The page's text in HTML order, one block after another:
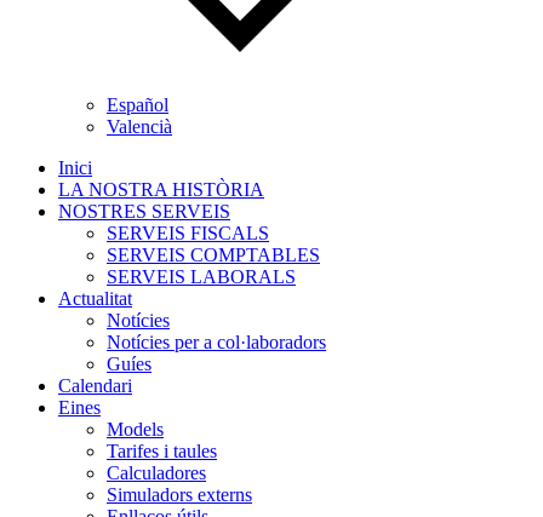
Español
Valencià
Inici
LA NOSTRA HISTÒRIA
NOSTRES SERVEIS
SERVEIS FISCALS
SERVEIS COMPTABLES
SERVEIS LABORALS
Actualitat
Notícies
Notícies per a col·laboradors
Guíes
Calendari
Eines
Models
Tarifes i taules
Calculadores
Simuladors externs